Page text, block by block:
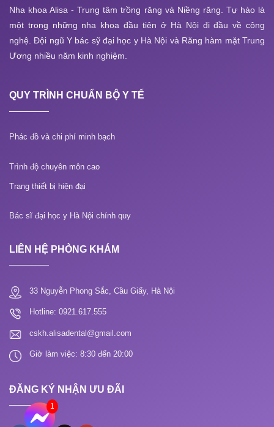
Nha khoa Alisa - Trung tâm trồng răng và Niềng răng. Tự hào là
một trong những nha khoa đầu tiên ở Hà Nội đi đầu về công
nghệ. Đội ngũ Y bác sỹ đại học y Hà Nội và Răng hàm mặt Trung
Ương nhiều năm kinh nghiệm.
QUY TRÌNH CHUẨN BỘ Y TẾ
Phác đồ và chi phí minh bạch
Trình độ chuyên môn cao
Trang thiết bị hiện đại
Bác sĩ đại học y Hà Nội chính quy
LIÊN HỆ PHÒNG KHÁM
33 Nguyễn Phong Sắc, Cầu Giấy, Hà Nội
Hotline: 0921.617.555
cskh.alisadental@gmail.com
Giờ làm việc: 8:30 đến 20:00
ĐĂNG KÝ NHẬN ƯU ĐÃI
1